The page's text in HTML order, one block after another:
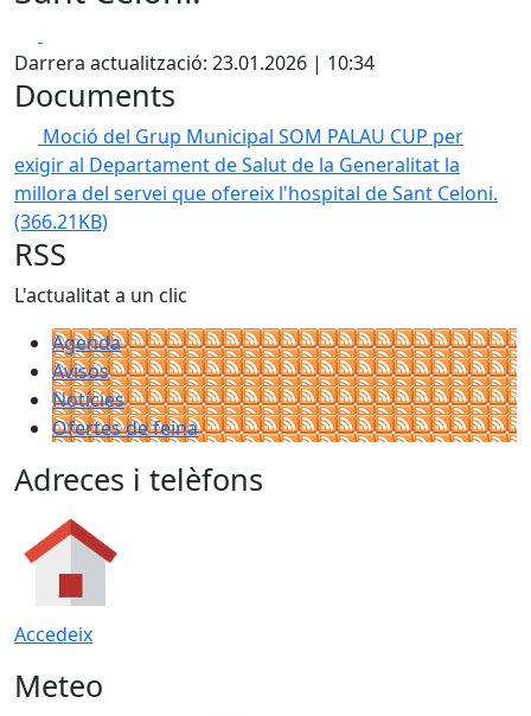
Darrera actualització: 23.01.2026 | 10:34
Documents
Moció del Grup Municipal SOM PALAU CUP per
exigir al Departament de Salut de la Generalitat la
millora del servei que ofereix l'hospital de Sant Celoni.
(366.21KB)
RSS
L'actualitat a un clic
Agenda
Avisos
Notícies
Ofertes de feina
Adreces i telèfons
Accedeix
Meteo